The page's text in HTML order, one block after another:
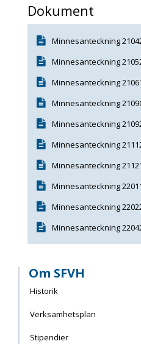
Dokument
Minnesanteckning
Minnesanteckning
Minnesanteckning
Minnesanteckning
Minnesanteckning
Minnesanteckning
Minnesanteckning
Minnesanteckning
Minnesanteckning
Minnesanteckning
Om SFVH
Historik
Verksamhetsplan
Stipendier